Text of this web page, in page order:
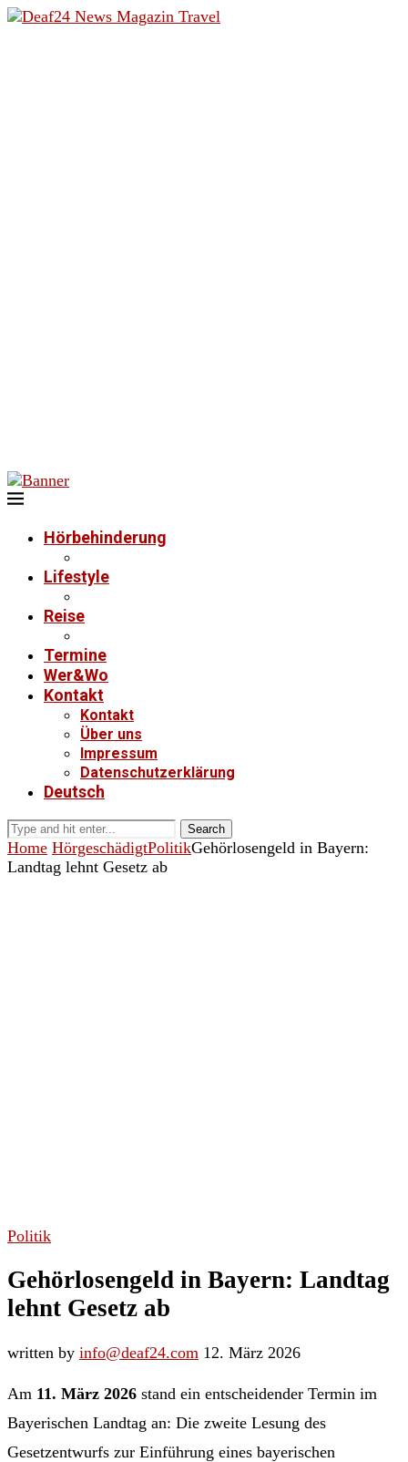
Hörbehinderung
Lifestyle
Reise
Termine
Wer&Wo
Kontakt
Kontakt
Über uns
Impressum
Datenschutzerklärung
Deutsch
Search
Home HörgeschädigtPolitikGehörlosengeld in Bayern:
Landtag lehnt Gesetz ab
Politik
Gehörlosengeld in Bayern: Landtag
lehnt Gesetz ab
written by info@deaf24.com 12. März 2026
Am 11. März 2026 stand ein entscheidender Termin im
Bayerischen Landtag an: Die zweite Lesung des
Gesetzentwurfs zur Einführung eines bayerischen